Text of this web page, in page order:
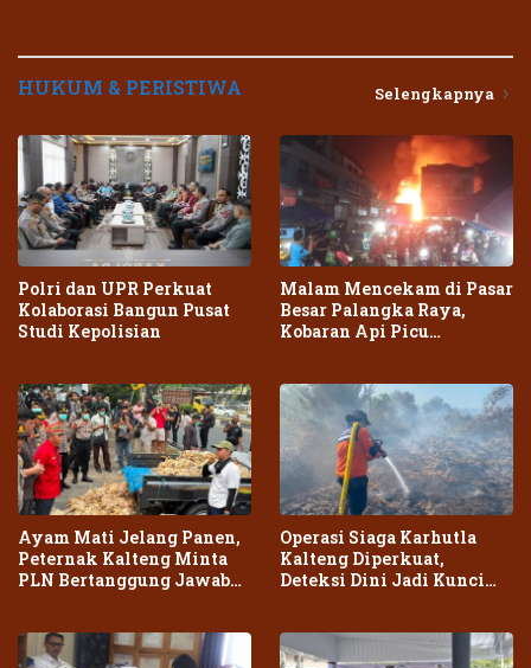
HUKUM & PERISTIWA Selengkapnya
Polri dan UPR Perkuat
Kolaborasi Bangun Pusat
Studi Kepolisian
Malam Mencekam di Pasar
Besar Palangka Raya,
Kobaran Api Picu
Ayam Mati Jelang Panen,
Peternak Kalteng Minta
PLN Bertanggung Jawab
Operasi Siaga Karhutla
Kalteng Diperkuat,
Deteksi Dini Jadi Kunci